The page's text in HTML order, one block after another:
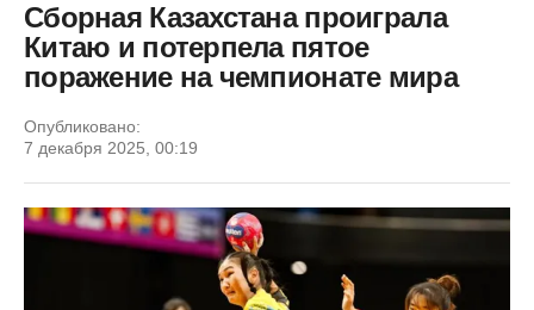
Сборная Казахстана проиграла
Китаю и потерпела пятое
поражение на чемпионате мира
Опубликовано:
7 декабря 2025, 00:19